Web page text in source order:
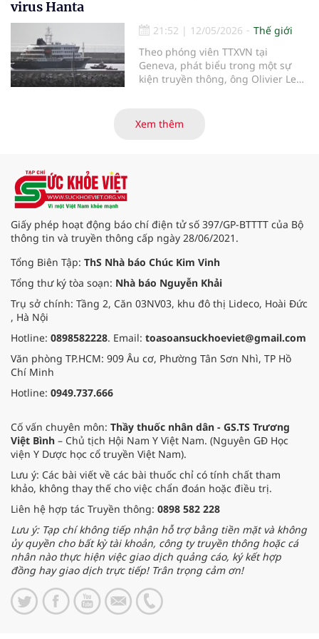
Automation và Cytiva vừa công bố
nền tảng Figurate SCADA, một hệ
thống giám sát và thu thập dữ liệu
được thiết kế để tăng tốc quá trình
chuyển đổi số trong sản xuất dược
virus Hanta
21:52 | 12/05/2026
Thế giới
Theo phóng viên TTXVN tại
Geneva, phát biểu trong một sự
kiện truyền thông, ông Olivier Le
phục vụ ứng phó của Tổ chức Y tế
thế giới (WHO) - ngày 11/5 đã cung
Xem thêm
Giấy phép hoạt động báo chí điện tử số 397/GP-BTTTT của Bộ
thông tin và truyền thông cấp ngày 28/06/2021.
Tổng Biên Tập: ThS Nhà báo Chúc Kim Vinh
Tổng thư ký tòa soạn: Nhà báo Nguyễn Khải
Trụ sở chính: Tầng 2, Căn 03NV03, khu đô thị Lideco, Hoài Đức
, Hà Nội
Hotline: 0898582228. Email: toasoansuckhoeviet@gmail.com
Văn phòng TP.HCM: 909 Âu cơ, Phường Tân Sơn Nhì, TP Hồ
Chí Minh
Hotline: 0949.737.666
Cố vấn chuyên môn: Thầy thuốc nhân dân - GS.TS Trương
Việt Bình – Chủ tịch Hội Nam Y Việt Nam. (Nguyên GĐ Học
viện Y Dược học cổ truyền Việt Nam).
Lưu ý: Các bài viết về các bài thuốc chỉ có tính chất tham
khảo, không thay thế cho việc chẩn đoán hoặc điều trị.
Liên hệ hợp tác Truyền thông: 0898 582 228
Lưu ý: Tạp chí không tiếp nhận hỗ trợ bằng tiền mặt và không
ủy quyền cho bất kỳ tài khoản, công ty truyền thông hoặc cá
nhân nào thực hiện việc giao dịch quảng cáo, ký kết hợp
đồng hay giao dịch trực tiếp! Trân trọng cảm ơn!